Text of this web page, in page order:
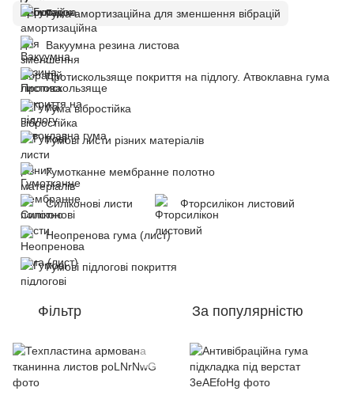
Гума амортизаційна для зменшення вібрацій
Вакуумна резина листова
Протискользяще покриття на підлогу. Атвоклавна гума
Гума вібростійка
Гумові листи різних матеріалів
Гумотканне мембранне полотно
Силіконові листи Фторсилікон листовий
Неопренова гума (лист)
Гумові підлогові покриття
Фільтр За популярністю